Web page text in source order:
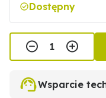
Dostępny
Wsparcie